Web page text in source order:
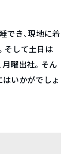
でき、現地に着
そして土日は
曜出社。そん
いかがでしょ